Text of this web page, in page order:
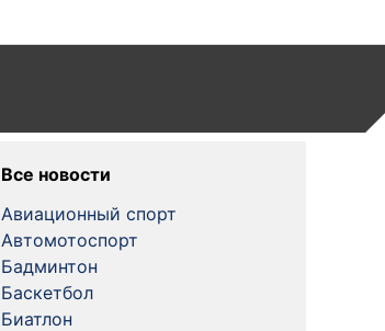
Все новости
Авиационный спорт
Автомотоспорт
Бадминтон
Баскетбол
Биатлон